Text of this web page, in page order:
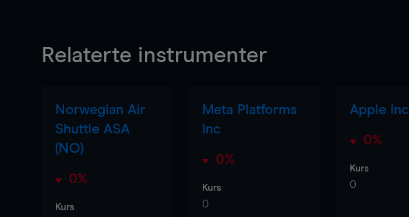
Relaterte instrumenter
Norwegian Air
Shuttle ASA
(NO)
0%
Kurs
Meta Platforms
Inc
0%
Kurs
0
Apple Inc
0%
Kurs
0